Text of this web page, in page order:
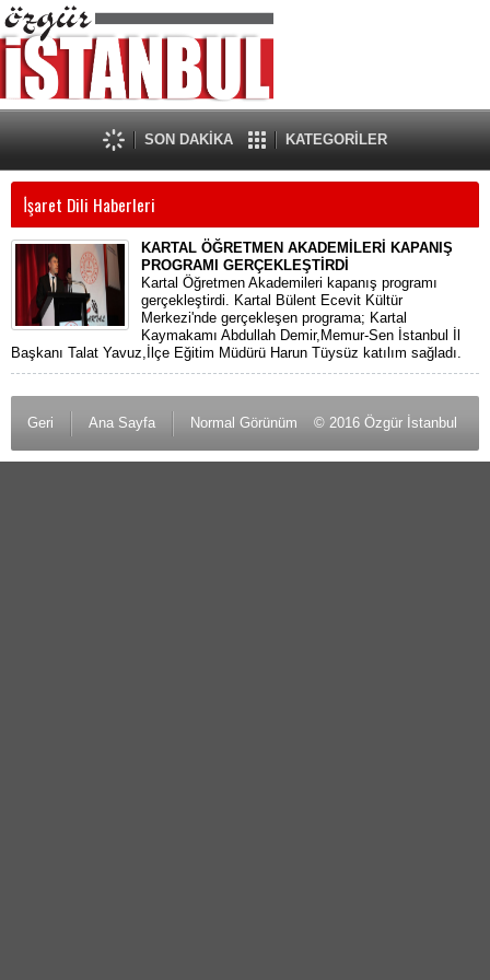
SON DAKİKA KATEGORİLER
İ̇şaret Dili Haberleri
KARTAL ÖĞRETMEN AKADEMİLERİ KAPANIŞ
PROGRAMI GERÇEKLEŞTİRDİ
Kartal Öğretmen Akademileri kapanış programı
gerçekleştirdi. Kartal Bülent Ecevit Kültür
Merkezi'nde gerçekleşen programa; Kartal
Kaymakamı Abdullah Demir,Memur-Sen İstanbul İl
Başkanı Talat Yavuz,İlçe Eğitim Müdürü Harun Tüysüz katılım sağladı.
Geri Ana Sayfa Normal Görünüm © 2016 Özgür İstanbul